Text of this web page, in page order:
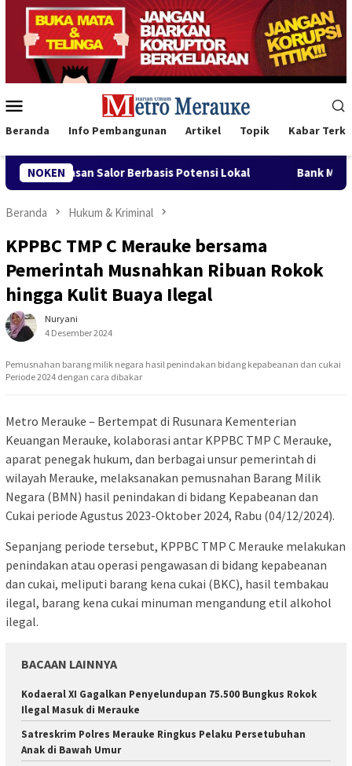
Loncat
konten
Mobile
Beranda Info Pembangunan Artikel Topik Kabar
NOKEN
Salor Berbasis Potensi Lokal Bank Mandiri Region XII
Beranda Hukum & Kriminal
KPPBC TMP C Merauke bersama
Pemerintah Musnahkan Ribuan Rokok
hingga Kulit Buaya Ilegal
Nuryani
4 Desember 2024
Pemusnahan barang milik negara hasil penindakan bidang kepabeanan dan cukai
Periode 2024 dengan cara dibakar
Metro Merauke – Bertempat di Rusunara Kementerian
Keuangan Merauke, kolaborasi antar KPPBC TMP C Merauke,
aparat penegak hukum, dan berbagai unsur pemerintah di
wilayah Merauke, melaksanakan pemusnahan Barang Milik
Negara (BMN) hasil penindakan di bidang Kepabeanan dan
Cukai periode Agustus 2023-Oktober 2024, Rabu (04/12/2024).
Sepanjang periode tersebut, KPPBC TMP C Merauke melakukan
penindakan atau operasi pengawasan di bidang kepabeanan
dan cukai, meliputi barang kena cukai (BKC), hasil tembakau
ilegal, barang kena cukai minuman mengandung etil alkohol
ilegal.
BACAAN LAINNYA
​Kodaeral XI Gagalkan Penyelundupan 75.500 Bungkus Rokok
Ilegal Masuk di Merauke
Satreskrim Polres Merauke Ringkus Pelaku Persetubuhan
Anak di Bawah Umur